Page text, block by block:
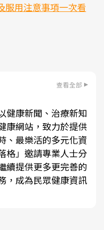
服用注意事項一次看
查看全部
健康新聞、治療新知
康網站，致力於提供
、最樂活的多元化資
格」邀請專業人士分
續提供更多更完善的
，成為民眾健康資訊